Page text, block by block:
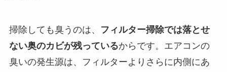
掃除しても臭うのは、
フィルター掃除では落とせ
ない奥のカビが残っているからです。エアコンの
臭いの発生源は、フィルターよりさらに内側にあ